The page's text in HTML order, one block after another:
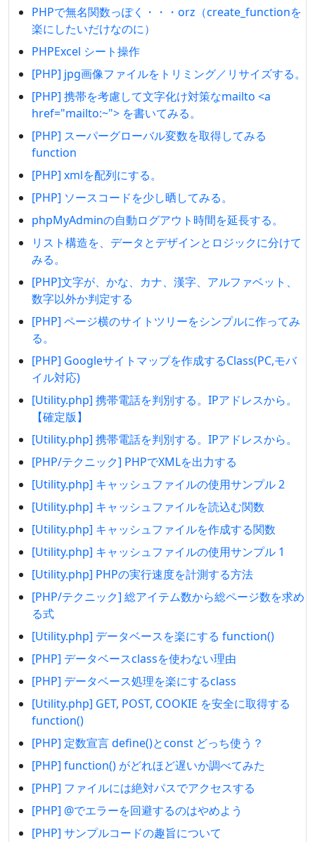
PHPで無名関数っぽく・・・orz（create_functionを
楽にしたいだけなのに）
PHPExcel シート操作
[PHP] jpg画像ファイルをトリミング／リサイズする。
[PHP] 携帯を考慮して文字化け対策なmailto <a
href="mailto:~"> を書いてみる。
[PHP] スーパーグローバル変数を取得してみる
function
[PHP] xmlを配列にする。
[PHP] ソースコードを少し晒してみる。
phpMyAdminの自動ログアウト時間を延長する。
リスト構造を、データとデザインとロジックに分けて
みる。
[PHP]文字が、かな、カナ、漢字、アルファベット、
数字以外か判定する
[PHP] ページ横のサイトツリーをシンプルに作ってみ
る。
[PHP] Googleサイトマップを作成するClass(PC,モバ
イル対応)
[Utility.php] 携帯電話を判別する。IPアドレスから。
【確定版】
[Utility.php] 携帯電話を判別する。IPアドレスから。
[PHP/テクニック] PHPでXMLを出力する
[Utility.php] キャッシュファイルの使用サンプル 2
[Utility.php] キャッシュファイルを読込む関数
[Utility.php] キャッシュファイルを作成する関数
[Utility.php] キャッシュファイルの使用サンプル 1
[Utility.php] PHPの実行速度を計測する方法
[PHP/テクニック] 総アイテム数から総ページ数を求め
る式
[Utility.php] データベースを楽にする function()
[PHP] データベースclassを使わない理由
[PHP] データベース処理を楽にするclass
[Utility.php] GET, POST, COOKIE を安全に取得する
function()
[PHP] 定数宣言 define()とconst どっち使う？
[PHP] function() がどれほど遅いか調べてみた
[PHP] ファイルには絶対パスでアクセスする
[PHP] @でエラーを回避するのはやめよう
[PHP] サンプルコードの趣旨について